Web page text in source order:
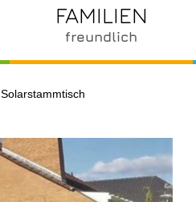
FAMILIEN
freundlich
Solarstammtisch